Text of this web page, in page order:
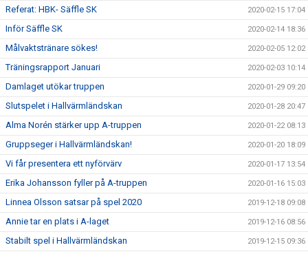
Referat: HBK- Säffle SK 2020-02-15 17:04
Inför Säffle SK 2020-02-14 18:36
Målvaktstränare sökes! 2020-02-05 12:02
Träningsrapport Januari 2020-02-03 10:14
Damlaget utökar truppen 2020-01-29 09:20
Slutspelet i Hallvärmländskan 2020-01-28 20:47
Alma Norén stärker upp A-truppen 2020-01-22 08:13
Gruppseger i Hallvärmländskan! 2020-01-20 18:09
Vi får presentera ett nyförvärv 2020-01-17 13:54
Erika Johansson fyller på A-truppen 2020-01-16 15:03
Linnea Olsson satsar på spel 2020 2019-12-18 09:08
Annie tar en plats i A-laget 2019-12-16 08:56
Stabilt spel i Hallvärmländskan 2019-12-15 09:36